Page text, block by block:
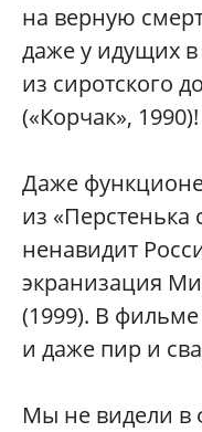
на верную
даже у идущих в
из сиротского
(«Корчак», 1990)!
Даже
из «Перстенька
ненавидит
экранизация
(1999). В фильме
и даже пир и
Мы не видели в